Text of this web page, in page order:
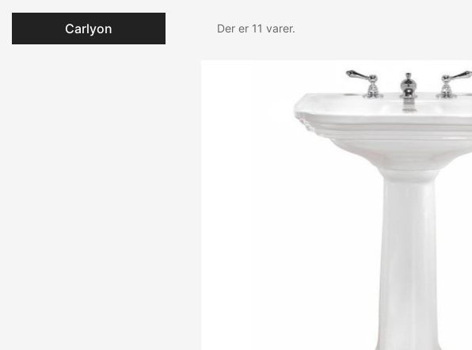
Carlyon Der er 11 varer.